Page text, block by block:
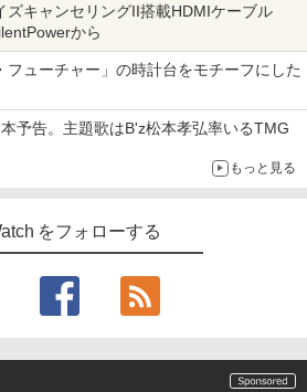
ズキャンセリングII搭載HDMIケーブル
から
フューチャー」の時計台をモチーフにした
予告。主題歌はB'z松本孝弘率いるTMG
もっと見る
をフォローする